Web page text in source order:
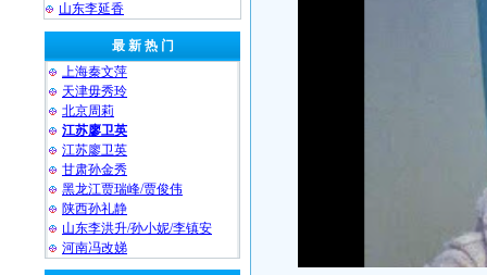
山东李延香
最 新 热 门
上海秦文萍
天津毋秀玲
北京周莉
江苏廖卫英
江苏廖卫英
甘肃孙金秀
黑龙江贾瑞峰/贾俊伟
陕西孙礼静
山东李洪升/孙小妮/李镇安
河南冯改娣